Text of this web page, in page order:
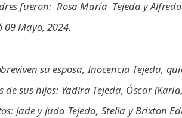
fueron: Rosa María Tejeda y
09 Mayo, 2024.
su esposa, Inocencia Tejeda,
de sus hijos: Yadira Tejeda, Óscar
Jade y Juda Tejeda, Stella y Brixton